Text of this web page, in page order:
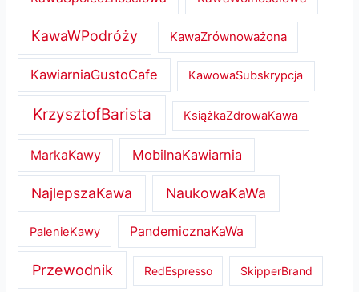
KawaWPodróży KawaZrównoważona
KawiarniaGustoCafe KawowaSubskrypcja
KrzysztofBarista KsiążkaZdrowaKawa
MarkaKawy MobilnaKawiarnia
NajlepszaKawa NaukowaKaWa
PalenieKawy PandemicznaKaWa
Przewodnik RedEspresso SkipperBrand